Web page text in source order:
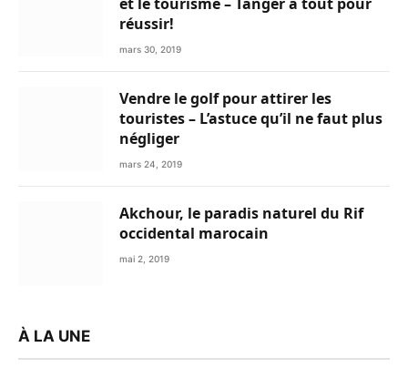
réussir!
mars 30, 2019
Vendre le golf pour attirer les
touristes – L’astuce qu’il ne faut plus
négliger
mars 24, 2019
Akchour, le paradis naturel du Rif
occidental marocain
mai 2, 2019
À LA UNE